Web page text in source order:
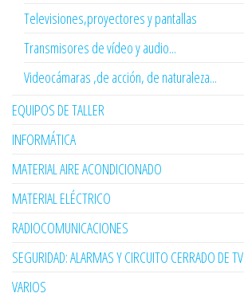
Televisiones,proyectores y pantallas
Transmisores de vídeo y audio...
Videocámaras ,de acción, de naturaleza...
EQUIPOS DE TALLER
INFORMÁTICA
MATERIAL AIRE ACONDICIONADO
MATERIAL ELÉCTRICO
RADIOCOMUNICACIONES
SEGURIDAD: ALARMAS Y CIRCUITO CERRADO DE TV
VARIOS